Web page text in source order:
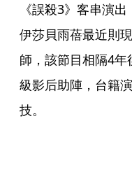
《誤殺3》客串演
伊莎貝雨蓓最近則
師，該節目相隔4
級影后助陣，台籍
技。